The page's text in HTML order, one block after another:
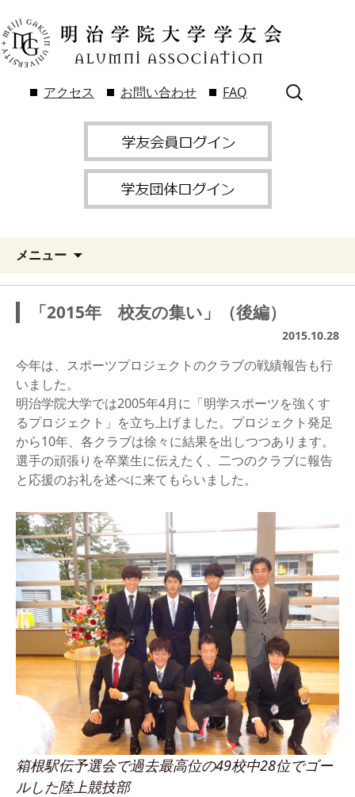
アクセス お問い合わせ FAQ
検
索:
メニュー
「2015年 校友の集い」（後編）
2015.10.28
今年は、スポーツプロジェクトのクラブの戦績報告も行
いました。
明治学院大学では2005年4月に「明学スポーツを強くす
るプロジェクト」を立ち上げました。プロジェクト発足
から10年、各クラブは徐々に結果を出しつつあります。
選手の頑張りを卒業生に伝えたく、二つのクラブに報告
と応援のお礼を述べに来てもらいました。
箱根駅伝予選会で過去最高位の49校中28位でゴー
ルした陸上競技部